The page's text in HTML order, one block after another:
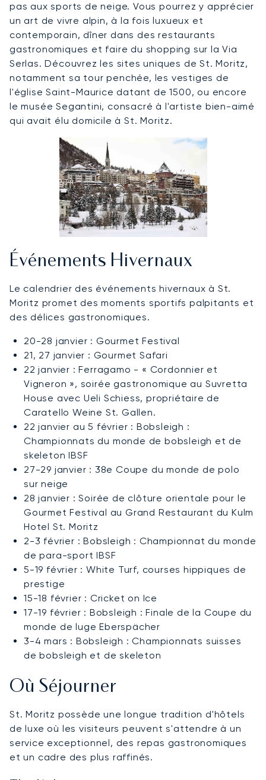
pas aux sports de neige. Vous pourrez y apprécier
un art de vivre alpin, à la fois luxueux et
contemporain, dîner dans des restaurants
gastronomiques et faire du shopping sur la Via
Serlas. Découvrez les sites uniques de St. Moritz,
notamment sa tour penchée, les vestiges de
l'église Saint-Maurice datant de 1500, ou encore
le musée Segantini, consacré à l'artiste bien-aimé
qui avait élu domicile à St. Moritz.
Événements Hivernaux
Le calendrier des événements hivernaux à St.
Moritz promet des moments sportifs palpitants et
des délices gastronomiques.
20-28 janvier : Gourmet Festival
21, 27 janvier : Gourmet Safari
22 janvier : Ferragamo - « Cordonnier et
Vigneron », soirée gastronomique au Suvretta
House avec Ueli Schiess, propriétaire de
Caratello Weine St. Gallen.
22 janvier au 5 février : Bobsleigh :
Championnats du monde de bobsleigh et de
skeleton IBSF
27-29 janvier : 38e Coupe du monde de polo
sur neige
28 janvier : Soirée de clôture orientale pour le
Gourmet Festival au Grand Restaurant du Kulm
Hotel St. Moritz
2-3 février : Bobsleigh : Championnat du monde
de para-sport IBSF
5-19 février : White Turf, courses hippiques de
prestige
15-18 février : Cricket on Ice
17-19 février : Bobsleigh : Finale de la Coupe du
monde de luge Eberspächer
3-4 mars : Bobsleigh : Championnats suisses
de bobsleigh et de skeleton
Où Séjourner
St. Moritz possède une longue tradition d'hôtels
de luxe où les visiteurs peuvent s'attendre à un
service exceptionnel, des repas gastronomiques
et un cadre des plus raffinés.